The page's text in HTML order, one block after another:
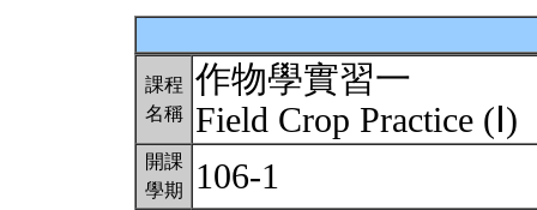
課程
名稱
作物學實習一
Field Crop Practice (Ⅰ)
開課
學期
106-1